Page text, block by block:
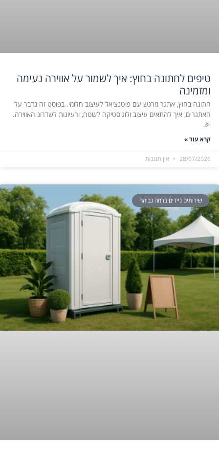
טיפים לחתונה בחוץ: איך לשמור על אווירה נעימה
ומזמינה
חתונה בחוץ, אתגר מרגש עם פוטנציאל לעיצוב חלומי. בפוסט זה נדבר על
האתגרים, איך להתאים עיצוב ולוגיסטיקה לשטח, ורעיונות לשדרוג האווירה.
🎉
קרא עוד »
28/07/2026 אין תגובות
שירותים ניידים ברמה גבוהה